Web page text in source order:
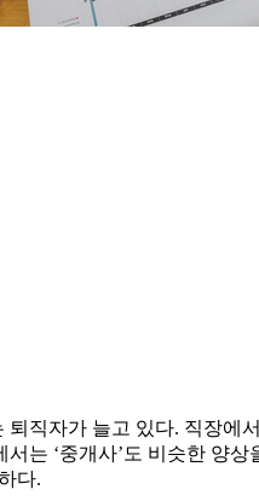
직자가 늘고 있다. 직장
는 ‘중개사’도 비슷한 양
다.